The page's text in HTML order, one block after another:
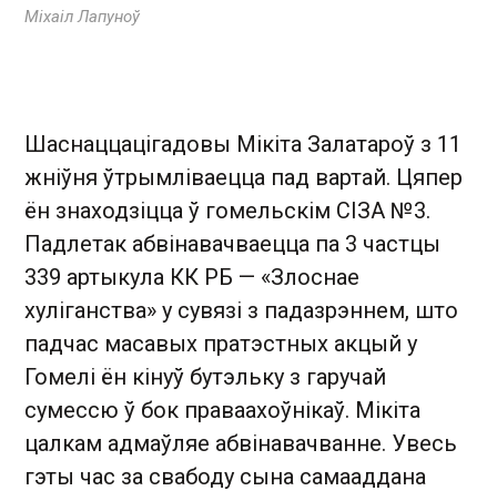
Міхаіл Лапуноў
Шаснаццацігадовы Мікіта Залатароў з 11
жніўня ўтрымліваецца пад вартай. Цяпер
ён знаходзіцца ў гомельскім СІЗА №3.
Падлетак абвінавачваецца па 3 частцы
339 артыкула КК РБ — «Злоснае
хуліганства» у сувязі з падазрэннем, што
падчас масавых пратэстных акцый у
Гомелі ён кінуў бутэльку з гаручай
сумессю ў бок праваахоўнікаў. Мікіта
цалкам адмаўляе абвінавачванне. Увесь
гэты час за свабоду сына самааддана